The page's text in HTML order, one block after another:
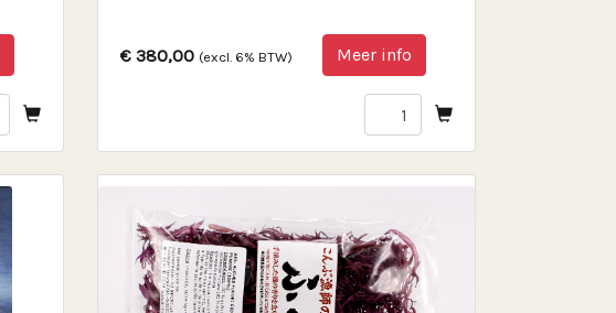
€ 380,00 (excl. 6% BTW) Meer info